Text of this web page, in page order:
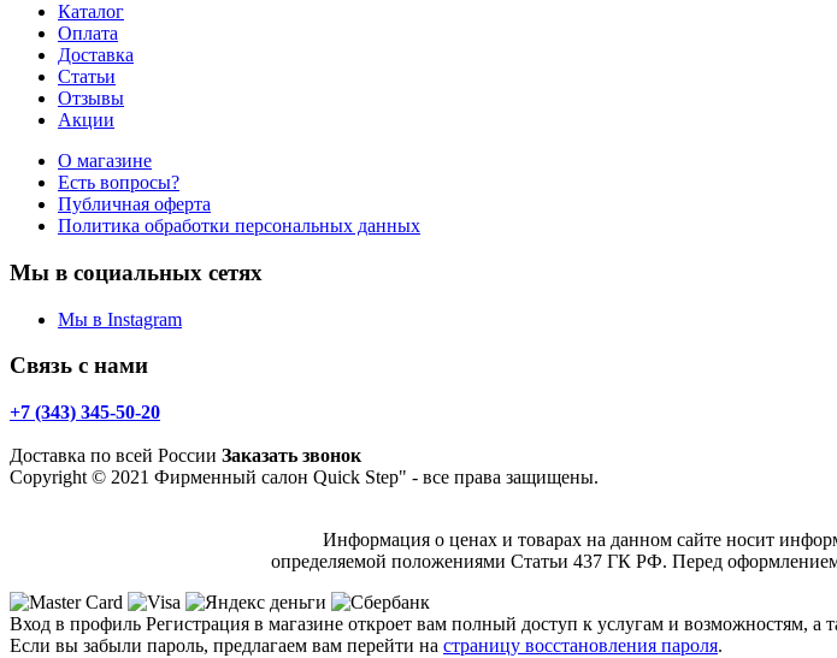
Каталог
Оплата
Доставка
Статьи
Отзывы
Акции
О магазине
Есть вопросы?
Публичная оферта
Политика обработки персональных данных
Мы в социальных сетях
Мы в Instagram
Связь с нами
+7 (343) 345-50-20
Доставка по всей России Заказать звонок
Copyright © 2021 Фирменный салон Quick Step" - все права защищены.
Информация о ценах и товарах на данном сайте носит
определяемой положениями Статьи 437 ГК РФ. Перед
Вход в профиль Регистрация в магазине откроет вам полный доступ к услугам и возможностям, а
Если вы забыли пароль, предлагаем вам перейти на страницу восстановления пароля.